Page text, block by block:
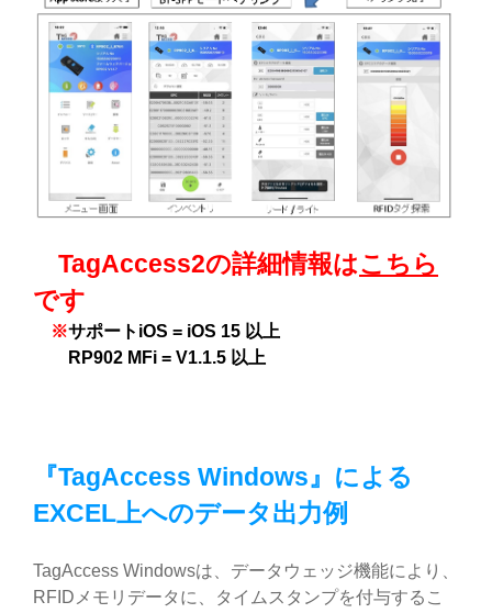
TagAccess2の詳細情報はこちら
です
※サポートiOS = iOS 15 以上
RP902 MFi = V1.1.5 以上
『TagAccess Windows』による
EXCEL上へのデータ出力例
TagAccess Windowsは、データウェッジ機能により、
RFIDメモリデータに、タイムスタンプを付与するこ